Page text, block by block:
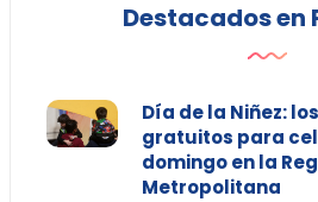
Destacados en
Día de la Niñez:
gratuitos para
domingo en la
Metropolitana